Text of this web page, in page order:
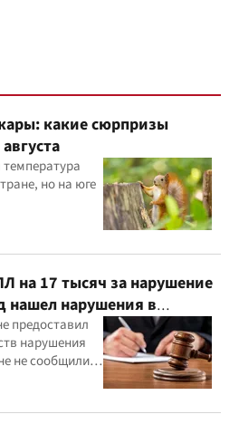
какие сюрпризы
но на юге
на 17 тысяч за нарушение
нашел нарушения в
предоставил
нарушения
не сообщили
месте